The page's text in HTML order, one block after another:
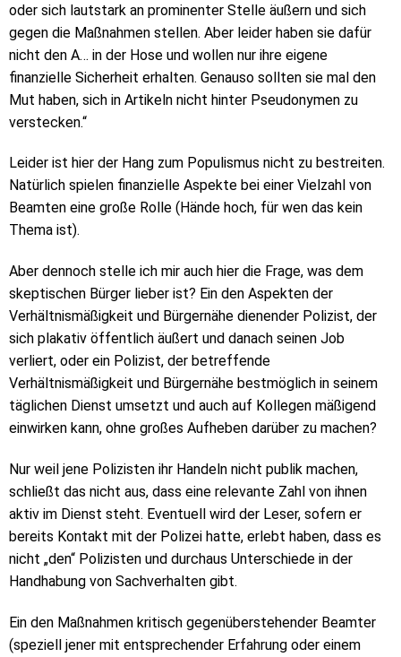
oder sich lautstark an prominenter Stelle äußern und sich
gegen die Maßnahmen stellen. Aber leider haben sie dafür
nicht den A… in der Hose und wollen nur ihre eigene
finanzielle Sicherheit erhalten. Genauso sollten sie mal den
Mut haben, sich in Artikeln nicht hinter Pseudonymen zu
verstecken.“
Leider ist hier der Hang zum Populismus nicht zu bestreiten.
Natürlich spielen finanzielle Aspekte bei einer Vielzahl von
Beamten eine große Rolle (Hände hoch, für wen das kein
Thema ist).
Aber dennoch stelle ich mir auch hier die Frage, was dem
skeptischen Bürger lieber ist? Ein den Aspekten der
Verhältnismäßigkeit und Bürgernähe dienender Polizist, der
sich plakativ öffentlich äußert und danach seinen Job
verliert, oder ein Polizist, der betreffende
Verhältnismäßigkeit und Bürgernähe bestmöglich in seinem
täglichen Dienst umsetzt und auch auf Kollegen mäßigend
einwirken kann, ohne großes Aufheben darüber zu machen?
Nur weil jene Polizisten ihr Handeln nicht publik machen,
schließt das nicht aus, dass eine relevante Zahl von ihnen
aktiv im Dienst steht. Eventuell wird der Leser, sofern er
bereits Kontakt mit der Polizei hatte, erlebt haben, dass es
nicht „den“ Polizisten und durchaus Unterschiede in der
Handhabung von Sachverhalten gibt.
Ein den Maßnahmen kritisch gegenüberstehender Beamter
(speziell jener mit entsprechender Erfahrung oder einem